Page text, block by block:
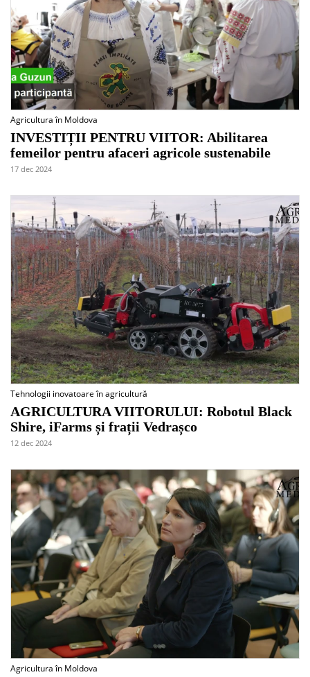
Agricultura în Moldova
INVESTIȚII PENTRU VIITOR: Abilitarea
femeilor pentru afaceri agricole sustenabile
17 dec 2024
Tehnologii inovatoare în agricultură
AGRICULTURA VIITORULUI: Robotul Black
Shire, iFarms și frații Vedrașco
12 dec 2024
Agricultura în Moldova